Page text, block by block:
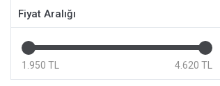
Fiyat Aralığı
1.950 TL 4.620 TL